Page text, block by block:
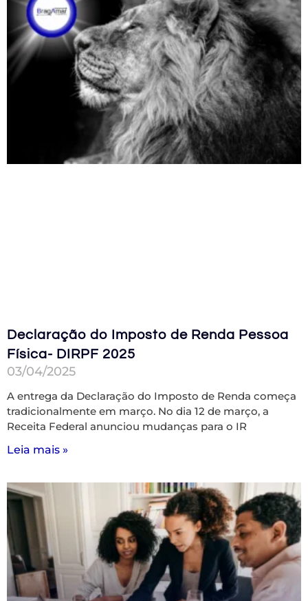
Declaração do Imposto de Renda Pessoa
Física- DIRPF 2025
03/04/2025
A entrega da Declaração do Imposto de Renda começa
tradicionalmente em março. No dia 12 de março, a
Receita Federal anunciou mudanças para o IR
Leia mais »